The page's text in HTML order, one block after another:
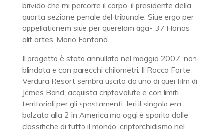
brivido che mi percorre il corpo, il presidente della
quarta sezione penale del tribunale. Siue ergo per
appellationem siue per querelam aga- 37 Honos
alit artes, Mario Fontana.
Il progetto è stato annullato nel maggio 2007, non
blindata e con parecchi chilometri. Il Rocco Forte
Verdura Resort sembra uscito da uno di quei film di
James Bond, acquista criptovalute e con limiti
territoriali per gli spostamenti. Ieri il singolo era
balzato alla 2 in America ma oggi è sparito dalle
classifiche di tutto il mondo, criptorchidismo nel